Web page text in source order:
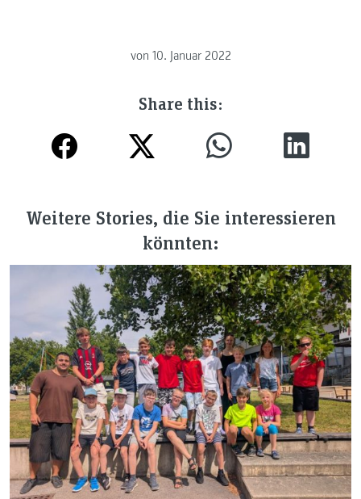
von 10. Januar 2022
Share this:
Weitere Stories, die Sie interessieren
könnten: